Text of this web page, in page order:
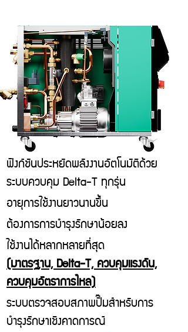
ฟังก์ชันประหยัดพลังงานอัตโนมัติด้วย
ระบบควบคุม Delta-T ทุกรุ่น
อายุการใช้งานยาวนานขึ้น
ต้องการการบำรุงรักษาน้อยลง
ใช้งานได้หลากหลายที่สุด
(มาตรฐาน, Delta-T, ควบคุมแรงดัน,
ควบคุมอัตราการไหล)
ระบบตรวจสอบสภาพปั๊มสำหรับการ
บำรุงรักษาเชิงคาดการณ์